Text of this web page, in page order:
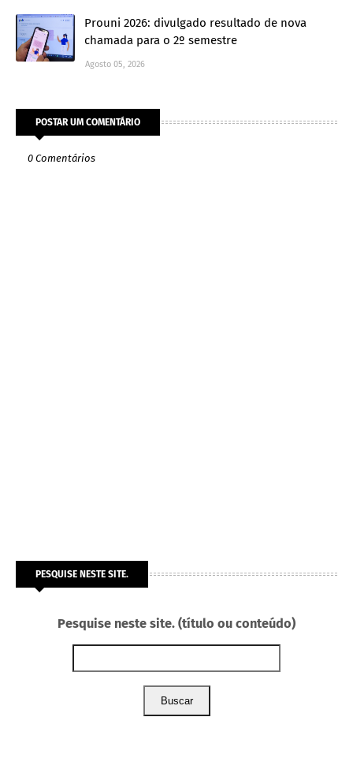
Prouni 2026: divulgado resultado de nova
chamada para o 2º semestre
Agosto 05, 2026
POSTAR UM COMENTÁRIO
0 Comentários
PESQUISE NESTE SITE.
Pesquise neste site. (título ou conteúdo)
Buscar